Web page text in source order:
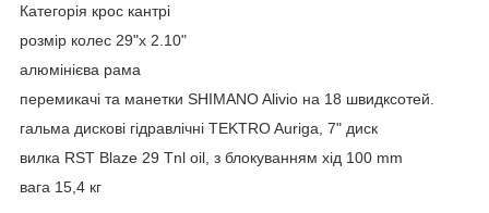
Категорія крос кантрі
розмір колес 29"x 2.10"
алюмінієва рама
перемикачі та манетки SHIMANO Alivio на 18 швидксотей.
гальма дискові гідравлічні TEKTRO Auriga, 7" диск
вилка RST Blaze 29 Tnl oil, з блокуванням хід 100 mm
вага 15,4 кг